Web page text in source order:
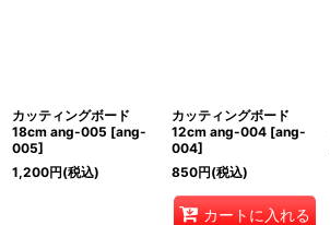
カッティングボード
18cm ang-005 [ang-
005]
1,200円(税込)
カッティングボード
12cm ang-004 [ang-
004]
850円(税込)
カートに入れる